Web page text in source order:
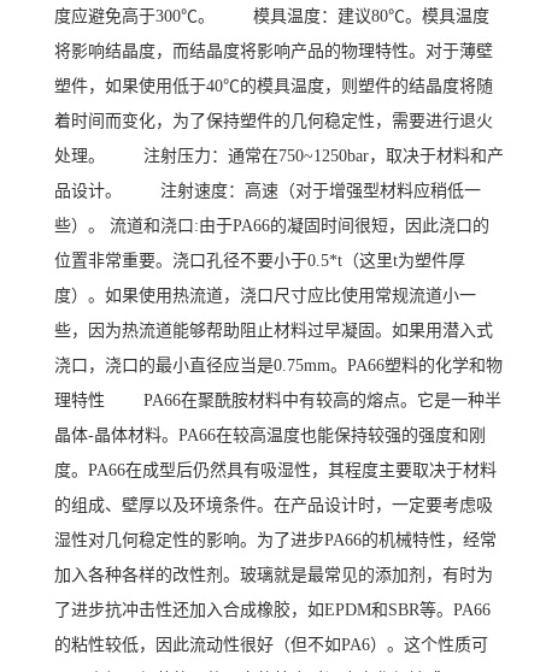
度应避免高于300℃。 模具温度：建议80℃。模具温度
将影响结晶度，而结晶度将影响产品的物理特性。对于薄壁
塑件，如果使用低于40℃的模具温度，则塑件的结晶度将随
着时间而变化，为了保持塑件的几何稳定性，需要进行退火
处理。 注射压力：通常在750~1250bar，取决于材料和产
品设计。 注射速度：高速（对于增强型材料应稍低一
些）。 流道和浇口:由于PA66的凝固时间很短，因此浇口的
位置非常重要。浇口孔径不要小于0.5*t（这里t为塑件厚
度）。如果使用热流道，浇口尺寸应比使用常规流道小一
些，因为热流道能够帮助阻止材料过早凝固。如果用潜入式
浇口，浇口的最小直径应当是0.75mm。PA66塑料的化学和物
理特性 PA66在聚酰胺材料中有较高的熔点。它是一种半
晶体-晶体材料。PA66在较高温度也能保持较强的强度和刚
度。PA66在成型后仍然具有吸湿性，其程度主要取决于材料
的组成、壁厚以及环境条件。在产品设计时，一定要考虑吸
湿性对几何稳定性的影响。为了进步PA66的机械特性，经常
加入各种各样的改性剂。玻璃就是最常见的添加剂，有时为
了进步抗冲击性还加入合成橡胶，如EPDM和SBR等。PA66
的粘性较低，因此流动性很好（但不如PA6）。这个性质可